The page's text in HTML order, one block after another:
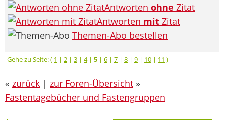
Antworten ohne Zitat
Antworten mit Zitat
Themen-Abo bestellen
Gehe zu Seite: ( 1 | 2 | 3 | 4| 5 | 6 | 7 | 8 | 9 | 10 | 11 )
« zurück | zur Foren-Übersicht »
Fastentagebücher und Fastengruppen